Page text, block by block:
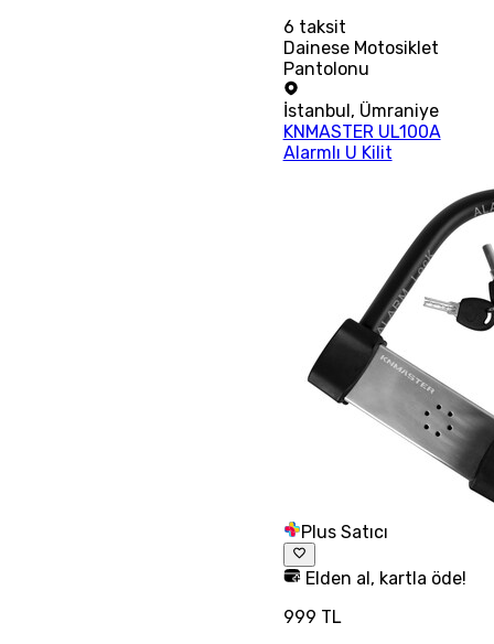
6 taksit
Dainese Motosiklet
Pantolonu
İstanbul, Ümraniye
KNMASTER UL100A
Alarmlı U Kilit
Plus Satıcı
Elden al, kartla öde!
999 TL